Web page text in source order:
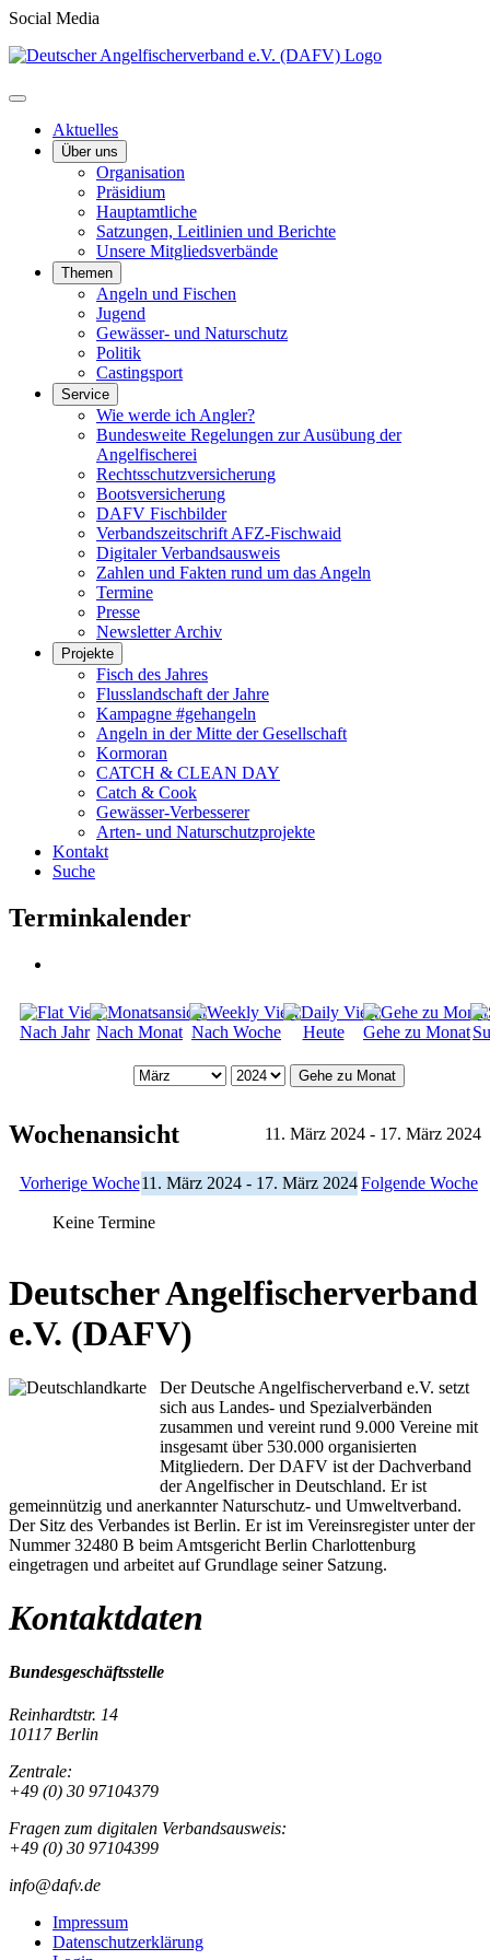
Social Media
Aktuelles
Über uns
Organisation
Präsidium
Hauptamtliche
Satzungen, Leitlinien und Berichte
Unsere Mitgliedsverbände
Themen
Angeln und Fischen
Jugend
Gewässer- und Naturschutz
Politik
Castingsport
Service
Wie werde ich Angler?
Bundesweite Regelungen zur Ausübung der
Angelfischerei
Rechtsschutzversicherung
Bootsversicherung
DAFV Fischbilder
Verbandszeitschrift AFZ-Fischwaid
Digitaler Verbandsausweis
Zahlen und Fakten rund um das Angeln
Termine
Presse
Newsletter Archiv
Projekte
Fisch des Jahres
Flusslandschaft der Jahre
Kampagne #gehangeln
Angeln in der Mitte der Gesellschaft
Kormoran
CATCH & CLEAN DAY
Catch & Cook
Gewässer-Verbesserer
Arten- und Naturschutzprojekte
Kontakt
Suche
Terminkalender
Nach Jahr Nach Monat Nach Woche Heute Gehe zu Monat
Gehe zu Monat
Wochenansicht 11. März 2024 - 17. März 2024
Vorherige Woche11. März 2024 - 17. März 2024Folgende Woche
Keine Termine
Deutscher Angelfischerverband
e.V. (DAFV)
Der Deutsche Angelfischerverband e.V. setzt
sich aus Landes- und Spezialverbänden
zusammen und vereint rund 9.000 Vereine mit
insgesamt über 530.000 organisierten
Mitgliedern. Der DAFV ist der Dachverband
der Angelfischer in Deutschland. Er ist
gemeinnützig und anerkannter Naturschutz- und Umweltverband.
Der Sitz des Verbandes ist Berlin. Er ist im Vereinsregister unter der
Nummer 32480 B beim Amtsgericht Berlin Charlottenburg
eingetragen und arbeitet auf Grundlage seiner Satzung.
Kontaktdaten
Bundesgeschäftsstelle
Reinhardtstr. 14
10117 Berlin
Zentrale:
+49 (0) 30 97104379
Fragen zum digitalen Verbandsausweis:
+49 (0) 30 97104399
info@dafv.de
Impressum
Datenschutzerklärung